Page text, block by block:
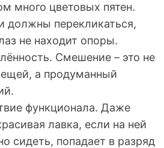
много цветовых пятен.
должны перекликаться,
не находит опоры.
Смешение – это не
а продуманный
функционала. Даже
лавка, если на ней
сидеть, попадает в разряд